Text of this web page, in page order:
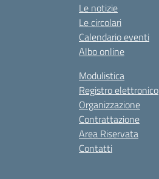
Le notizie
Le circolari
Calendario eventi
Albo online
Modulistica
Registro elettronico
Organizzazione
Contrattazione
Area Riservata
Contatti